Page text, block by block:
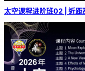
太空课程进阶班02 | 近距